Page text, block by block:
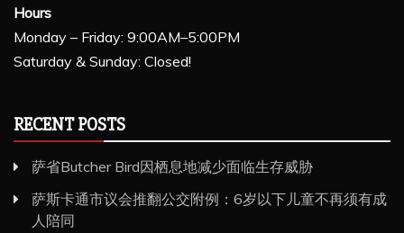
Hours
Monday – Friday: 9:00AM–5:00PM
Saturday & Sunday: Closed!
RECENT POSTS
萨省Butcher Bird因栖息地减少面临生存威胁
萨斯卡通市议会推翻公交附例：6岁以下儿童不再须有成
人陪同